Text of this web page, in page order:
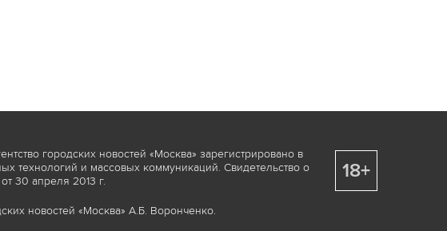
городских новостей «Москва» зарегистрировано в
технологий и массовых коммуникаций. Свидетельство о
30 апреля 2013 г.
новостей «Москва» А.Б. Воронченко.
18+